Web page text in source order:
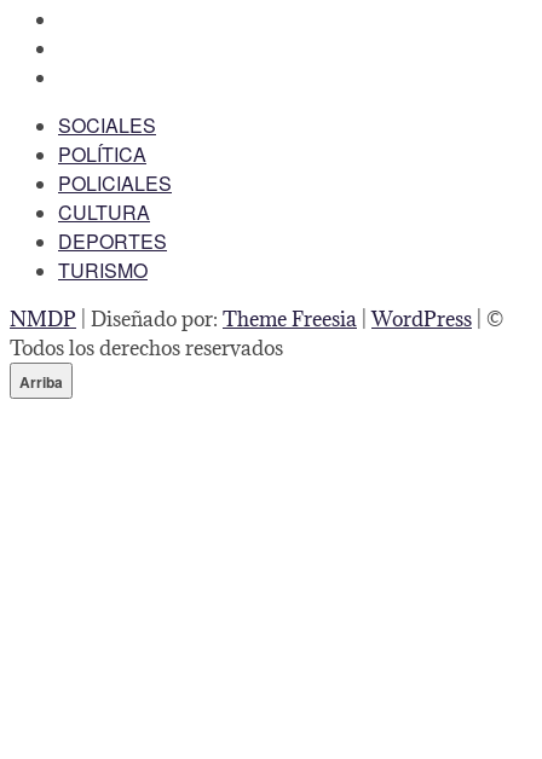
SOCIALES
POLÍTICA
POLICIALES
CULTURA
DEPORTES
TURISMO
NMDP | Diseñado por: Theme Freesia |WordPress | ©
Todos los derechos reservados
Arriba